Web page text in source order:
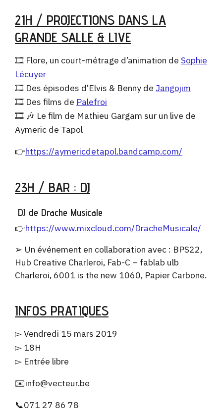
21H / PROJECTIONS DANS LA
GRANDE SALLE & LIVE
🎞 Flore, un court-métrage d’animation de Sophie
Lécuyer
🎞 Des épisodes d’Elvis & Benny de Jangojim
🎞 Des films de Palefroi
🎞 🎶 Le film de Mathieu Gargam sur un live de
Aymeric de Tapol
👉https://aymericdetapol.bandcamp.com/
23H / BAR : DJ
DJ de Drache Musicale
👉https://www.mixcloud.com/DracheMusicale/
➢ Un événement en collaboration avec : BPS22,
Hub Creative Charleroi, Fab-C – fablab ulb
Charleroi, 6001 is the new 1060, Papier Carbone.
INFOS PRATIQUES
▻ Vendredi 15 mars 2019
▻ 18H
▻ Entrée libre
✉️info@vecteur.be
📞071 27 86 78